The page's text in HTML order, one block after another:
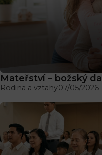
Mateřství – božský
Rodina a vztahy07/05/2026